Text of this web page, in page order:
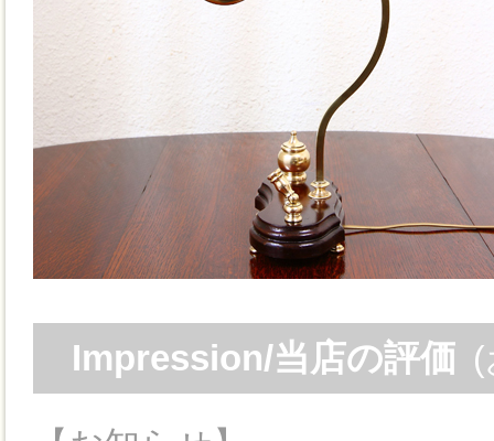
Impression/当店の評価